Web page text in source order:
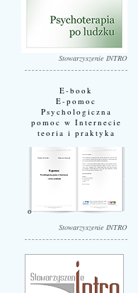
Stowarzyszenie INTRO
E-book
E-pomoc
Psychologiczna
pomoc w Internecie
teoria i praktyka
Stowarzyszenie INTRO